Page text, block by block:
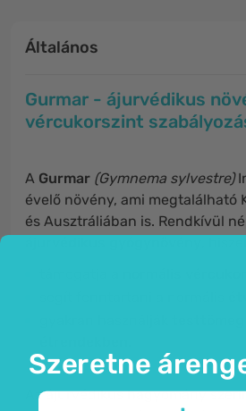
Általános
Gurmar - ájurvédikus
vércukorszint
A Gurmar (Gymnema sylvestre)
évelő növény, ami megtalálható
és Ausztráliában is. Rendkívül
Az ájurvédikus hagyomány
Szeretne